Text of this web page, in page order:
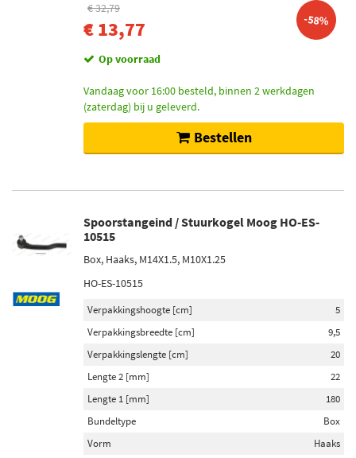
€ 32,79
€ 13,77 -58%
Op voorraad
Vandaag voor 16:00 besteld, binnen 2 werkdagen
(zaterdag) bij u geleverd.
Bestellen
Spoorstangeind / Stuurkogel Moog HO-ES-
10515
Box, Haaks, M14X1.5, M10X1.25
HO-ES-10515
Verpakkingshoogte [cm]
5
Verpakkingsbreedte [cm]
9,5
Verpakkingslengte [cm]
20
Lengte 2 [mm]
22
Lengte 1 [mm]
180
Bundeltype
Box
Vorm
Haaks